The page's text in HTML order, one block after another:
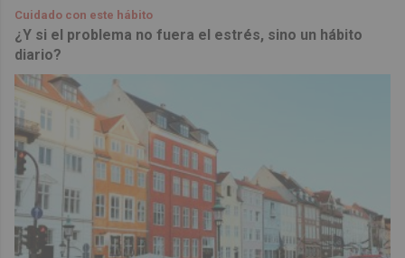
Cuidado con este hábito
¿Y si el problema no fuera el estrés, sino un hábito
diario?